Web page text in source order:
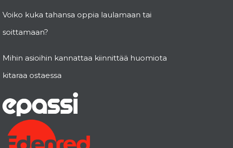
Voiko kuka tahansa oppia laulamaan tai
soittamaan?
Mihin asioihin kannattaa kiinnittää huomiota
kitaraa ostaessa